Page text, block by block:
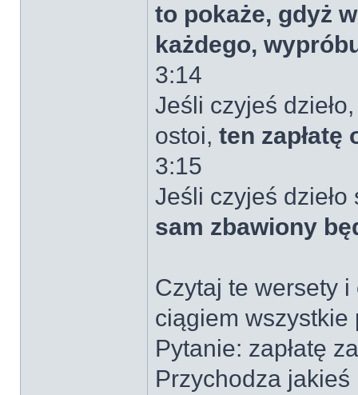
to pokaże, gdyż
każdego,
3:14
Jeśli czyjeś
ostoi, ten zapłatę
3:15
Jeśli czyjeś
sam zbawiony
Czytaj te wersety
ciągiem wszystkie
Pytanie: zapłatę
Przychodza